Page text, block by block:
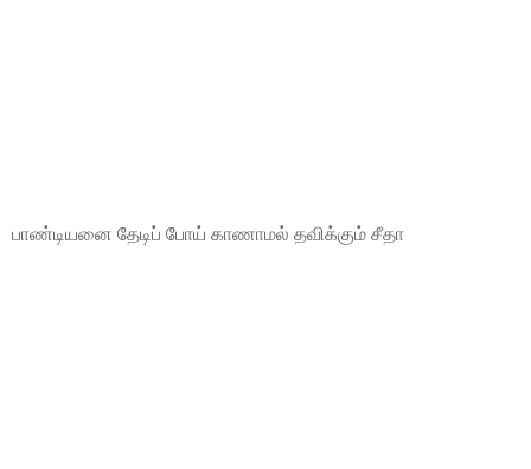
பாண்டியனை தேடிப் போய் காணாமல் தவிக்கும் சீதா